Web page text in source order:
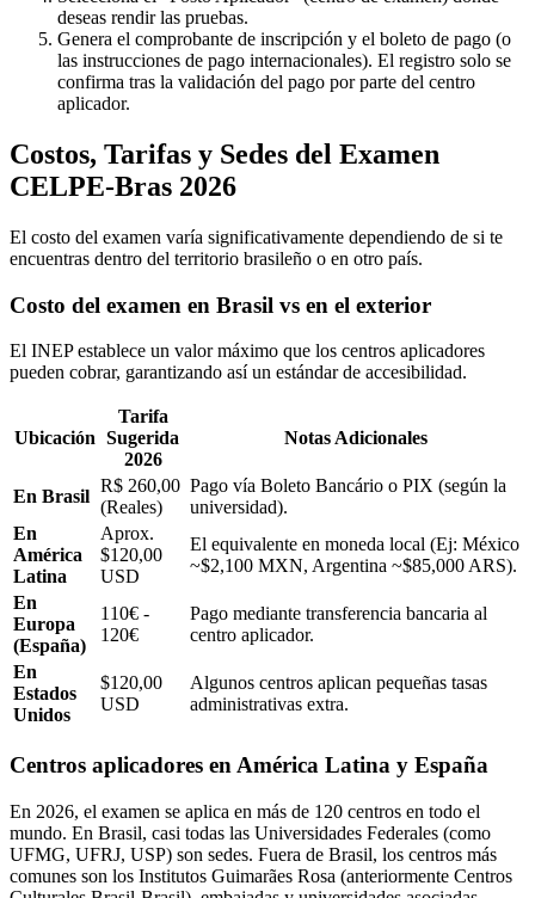
deseas rendir las pruebas.
Genera el comprobante de inscripción y el boleto de pago (o
las instrucciones de pago internacionales). El registro solo se
confirma tras la validación del pago por parte del centro
aplicador.
Costos, Tarifas y Sedes del Examen
CELPE-Bras 2026
El costo del examen varía significativamente dependiendo de si te
encuentras dentro del territorio brasileño o en otro país.
Costo del examen en Brasil vs en el exterior
El INEP establece un valor máximo que los centros aplicadores
pueden cobrar, garantizando así un estándar de accesibilidad.
Ubicación
Tarifa
Sugerida
2026
Notas Adicionales
En Brasil
R$ 260,00
(Reales)
Pago vía Boleto Bancário o PIX (según la
universidad).
En
América
Latina
Aprox.
$120,00
USD
El equivalente en moneda local (Ej: México
~$2,100 MXN, Argentina ~$85,000 ARS).
En
Europa
(España)
110€ -
120€
Pago mediante transferencia bancaria al
centro aplicador.
En
Estados
Unidos
$120,00
USD
Algunos centros aplican pequeñas tasas
administrativas extra.
Centros aplicadores en América Latina y España
En 2026, el examen se aplica en más de 120 centros en todo el
mundo. En Brasil, casi todas las Universidades Federales (como
UFMG, UFRJ, USP) son sedes. Fuera de Brasil, los centros más
comunes son los Institutos Guimarães Rosa (anteriormente Centros